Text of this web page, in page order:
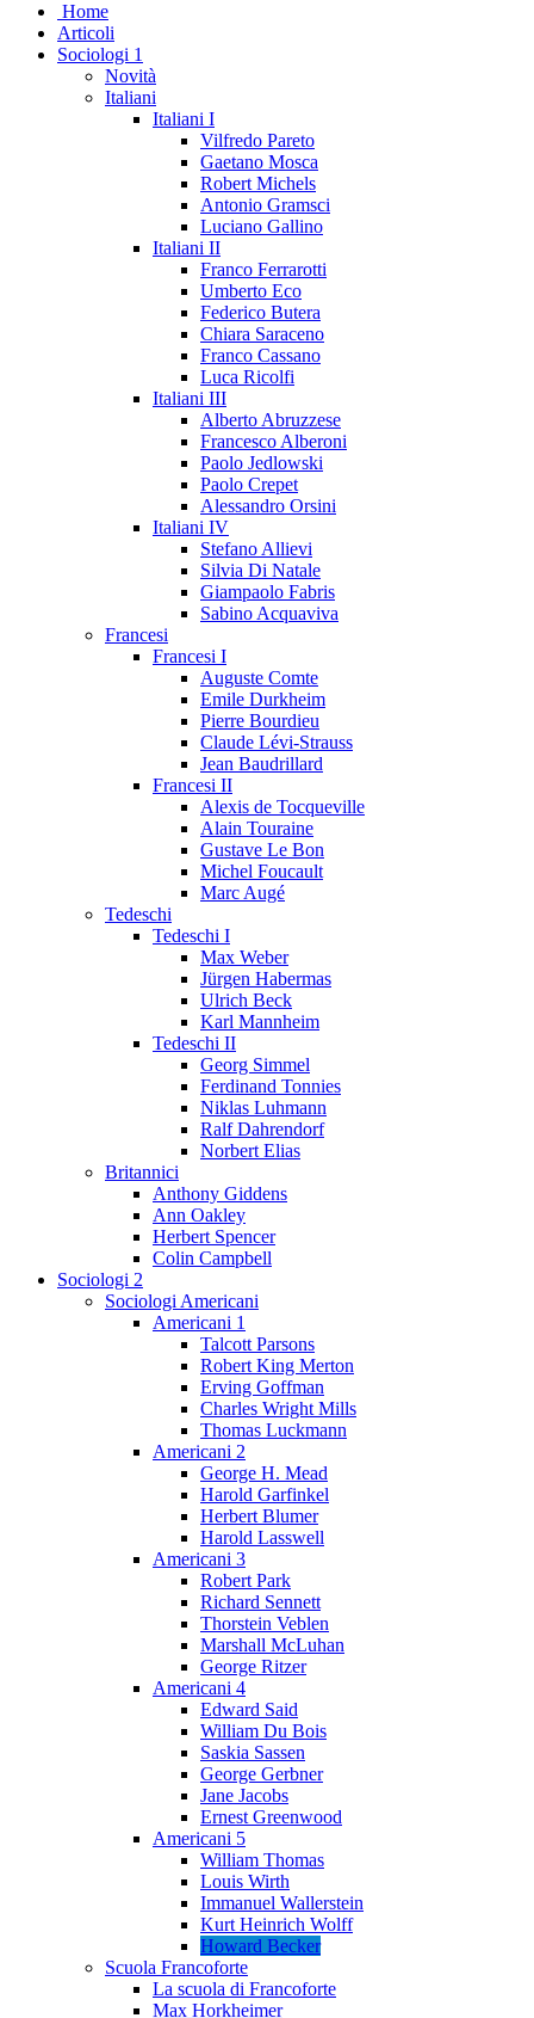
Home
Articoli
Sociologi 1
Novità
Italiani
Italiani I
Vilfredo Pareto
Gaetano Mosca
Robert Michels
Antonio Gramsci
Luciano Gallino
Italiani II
Franco Ferrarotti
Umberto Eco
Federico Butera
Chiara Saraceno
Franco Cassano
Luca Ricolfi
Italiani III
Alberto Abruzzese
Francesco Alberoni
Paolo Jedlowski
Paolo Crepet
Alessandro Orsini
Italiani IV
Stefano Allievi
Silvia Di Natale
Giampaolo Fabris
Sabino Acquaviva
Francesi
Francesi I
Auguste Comte
Emile Durkheim
Pierre Bourdieu
Claude Lévi-Strauss
Jean Baudrillard
Francesi II
Alexis de Tocqueville
Alain Touraine
Gustave Le Bon
Michel Foucault
Marc Augé
Tedeschi
Tedeschi I
Max Weber
Jürgen Habermas
Ulrich Beck
Karl Mannheim
Tedeschi II
Georg Simmel
Ferdinand Tonnies
Niklas Luhmann
Ralf Dahrendorf
Norbert Elias
Britannici
Anthony Giddens
Ann Oakley
Herbert Spencer
Colin Campbell
Sociologi 2
Sociologi Americani
Americani 1
Talcott Parsons
Robert King Merton
Erving Goffman
Charles Wright Mills
Thomas Luckmann
Americani 2
George H. Mead
Harold Garfinkel
Herbert Blumer
Harold Lasswell
Americani 3
Robert Park
Richard Sennett
Thorstein Veblen
Marshall McLuhan
George Ritzer
Americani 4
Edward Said
William Du Bois
Saskia Sassen
George Gerbner
Jane Jacobs
Ernest Greenwood
Americani 5
William Thomas
Louis Wirth
Immanuel Wallerstein
Kurt Heinrich Wolff
Howard Becker
Scuola Francoforte
La scuola di Francoforte
Max Horkheimer